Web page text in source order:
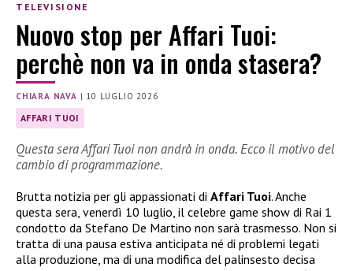
TELEVISIONE
Nuovo stop per Affari Tuoi:
perchè non va in onda stasera?
CHIARA NAVA | 10 LUGLIO 2026
AFFARI TUOI
Questa sera Affari Tuoi non andrà in onda. Ecco il motivo del
cambio di programmazione.
Brutta notizia per gli appassionati di Affari Tuoi. Anche
questa sera, venerdì 10 luglio, il celebre game show di Rai 1
condotto da Stefano De Martino non sarà trasmesso. Non si
tratta di una pausa estiva anticipata né di problemi legati
alla produzione, ma di una modifica del palinsesto decisa